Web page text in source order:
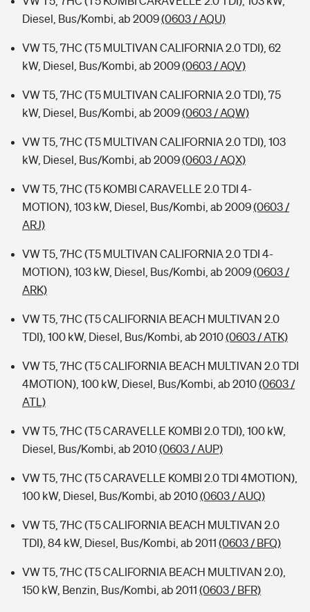
Diesel, Bus/Kombi, ab 2009(0603 / AQU)
VW T5, 7HC (T5 MULTIVAN CALIFORNIA 2.0 TDI), 62
kW, Diesel, Bus/Kombi, ab 2009(0603 / AQV)
VW T5, 7HC (T5 MULTIVAN CALIFORNIA 2.0 TDI), 75
kW, Diesel, Bus/Kombi, ab 2009(0603 / AQW)
VW T5, 7HC (T5 MULTIVAN CALIFORNIA 2.0 TDI), 103
kW, Diesel, Bus/Kombi, ab 2009(0603 / AQX)
VW T5, 7HC (T5 KOMBI CARAVELLE 2.0 TDI 4-
MOTION), 103 kW, Diesel, Bus/Kombi, ab 2009(0603 /
ARJ)
VW T5, 7HC (T5 MULTIVAN CALIFORNIA 2.0 TDI 4-
MOTION), 103 kW, Diesel, Bus/Kombi, ab 2009(0603 /
ARK)
VW T5, 7HC (T5 CALIFORNIA BEACH MULTIVAN 2.0
TDI), 100 kW, Diesel, Bus/Kombi, ab 2010(0603 / ATK)
VW T5, 7HC (T5 CALIFORNIA BEACH MULTIVAN 2.0 TDI
4MOTION), 100 kW, Diesel, Bus/Kombi, ab 2010(0603 /
ATL)
VW T5, 7HC (T5 CARAVELLE KOMBI 2.0 TDI), 100 kW,
Diesel, Bus/Kombi, ab 2010(0603 / AUP)
VW T5, 7HC (T5 CARAVELLE KOMBI 2.0 TDI 4MOTION),
100 kW, Diesel, Bus/Kombi, ab 2010(0603 / AUQ)
VW T5, 7HC (T5 CALIFORNIA BEACH MULTIVAN 2.0
TDI), 84 kW, Diesel, Bus/Kombi, ab 2011 (0603 / BFQ)
VW T5, 7HC (T5 CALIFORNIA BEACH MULTIVAN 2.0),
150 kW, Benzin, Bus/Kombi, ab 2011 (0603 / BFR)